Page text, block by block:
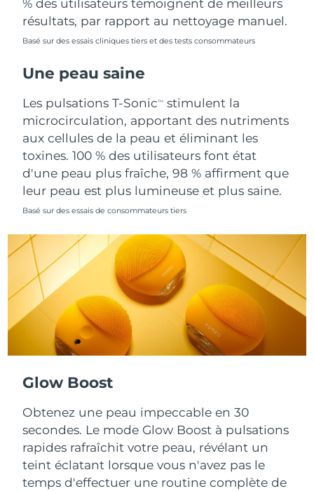
% des utilisateurs témoignent de meilleurs
résultats, par rapport au nettoyage manuel.
Basé sur des essais cliniques tiers et des tests consommateurs
Une peau saine
Les pulsations T-SonicTM
stimulent la
microcirculation, apportant des nutriments
aux cellules de la peau et éliminant les
toxines. 100 % des utilisateurs font état
d'une peau plus fraîche, 98 % affirment que
leur peau est plus lumineuse et plus saine.
Basé sur des essais de consommateurs tiers
Glow Boost
Obtenez une peau impeccable en 30
secondes. Le mode Glow Boost à pulsations
rapides rafraîchit votre peau, révélant un
teint éclatant lorsque vous n'avez pas le
temps d'effectuer une routine complète de
Singapour Livraison estimée8/11/26
Slovaquie Livraison estimée
Slovénie
Afrique du Sud Livraison estimée
Corée du Sud Livraison estimée
Espagne Livraison estimée8/9/26
Suède Livraison estimée
Suisse Livraison estimée
Taïwan Livraison estimée 8/14/26
Thaïlande Livraison estimée8/13/26
Turquie Livraison estimée8/10/26
Émirats arabes unis
Royaume-Uni Livraison estimée
États-Unis Livraison estimée
Ouzbékistan Livraison estimée8/14/26